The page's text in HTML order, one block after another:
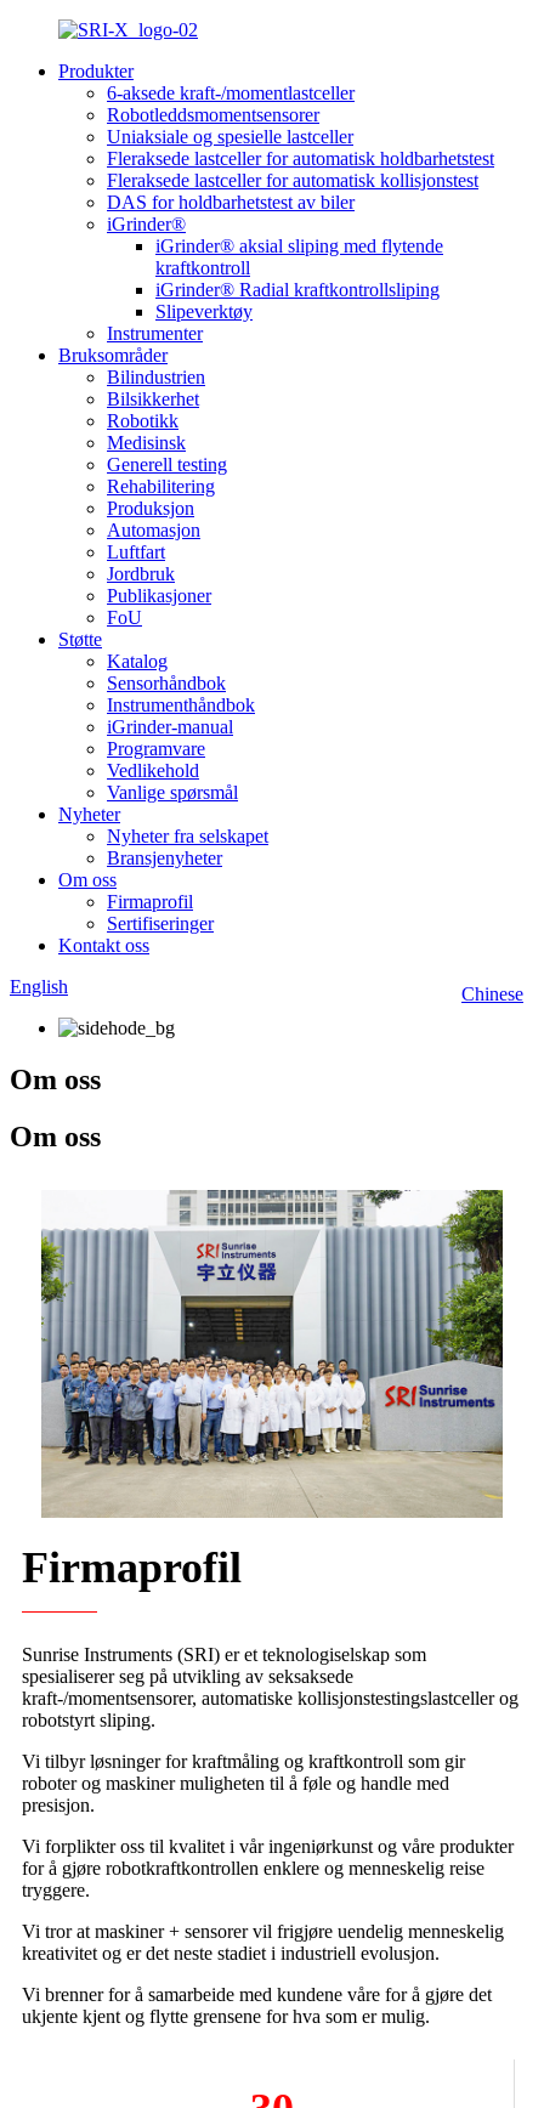
Produkter
6-aksede kraft-/momentlastceller
Robotleddsmomentsensorer
Uniaksiale og spesielle lastceller
Fleraksede lastceller for automatisk holdbarhetstest
Fleraksede lastceller for automatisk kollisjonstest
DAS for holdbarhetstest av biler
iGrinder®
iGrinder® aksial sliping med flytende
kraftkontroll
iGrinder® Radial kraftkontrollsliping
Slipeverktøy
Instrumenter
Bruksområder
Bilindustrien
Bilsikkerhet
Robotikk
Medisinsk
Generell testing
Rehabilitering
Produksjon
Automasjon
Luftfart
Jordbruk
Publikasjoner
FoU
Støtte
Katalog
Sensorhåndbok
Instrumenthåndbok
iGrinder-manual
Programvare
Vedlikehold
Vanlige spørsmål
Nyheter
Nyheter fra selskapet
Bransjenyheter
Om oss
Firmaprofil
Sertifiseringer
Kontakt oss
Chinese
English
Om oss
Om oss
Firmaprofil
Sunrise Instruments (SRI) er et teknologiselskap som
spesialiserer seg på utvikling av seksaksede
kraft-/momentsensorer, automatiske kollisjonstestingslastceller og
robotstyrt sliping.
Vi tilbyr løsninger for kraftmåling og kraftkontroll som gir
roboter og maskiner muligheten til å føle og handle med
presisjon.
Vi forplikter oss til kvalitet i vår ingeniørkunst og våre produkter
for å gjøre robotkraftkontrollen enklere og menneskelig reise
tryggere.
Vi tror at maskiner + sensorer vil frigjøre uendelig menneskelig
kreativitet og er det neste stadiet i industriell evolusjon.
Vi brenner for å samarbeide med kundene våre for å gjøre det
ukjente kjent og flytte grensene for hva som er mulig.